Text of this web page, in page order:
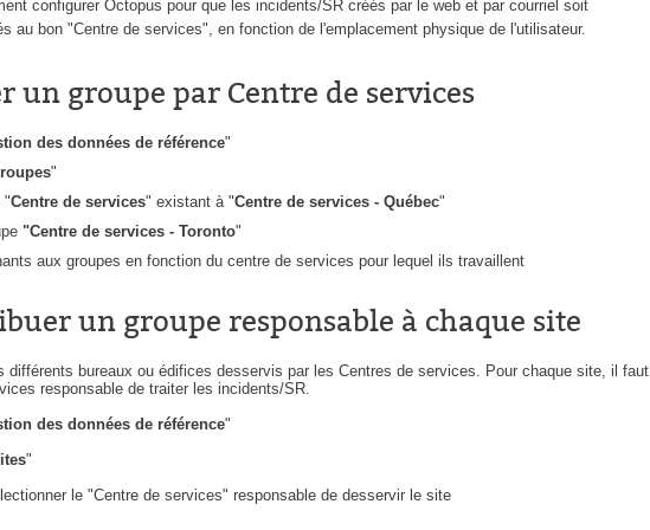
CI
Comment nous joindre
Configurations
Coup de coeur
courriel smtp email
En construction
Entra
EntraID
État des services / Status
configurer Octopus pour que les incidents/SR créés par le web et par courriel soit
au bon "Centre de services", en fonction de l'emplacement physique de l'utilisateur.
un groupe par Centre de services
des données de référence"
"
"Centre de services" existant à "Centre de services - Québec"
"Centre de services - Toronto"
aux groupes en fonction du centre de services pour lequel ils travaillent
un groupe responsable à chaque site
différents bureaux ou édifices desservis par les Centres de services. Pour chaque site, il faut
responsable de traiter les incidents/SR.
des données de référence"
"
le "Centre de services" responsable de desservir le site